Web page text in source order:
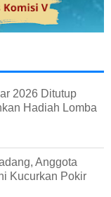
2026 Ditutup
Hadiah Lomba
Anggota
Kucurkan Pokir